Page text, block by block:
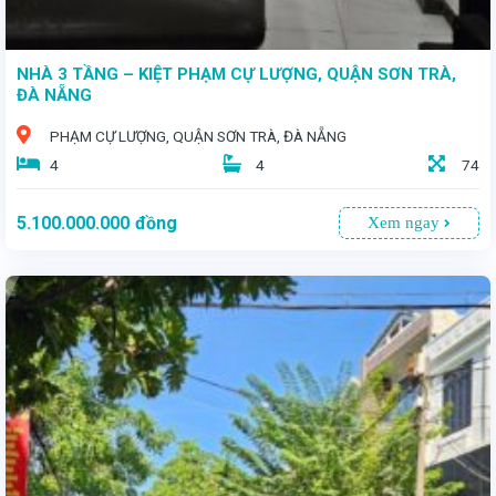
NHÀ 3 TẦNG – KIỆT PHẠM CỰ LƯỢNG, QUẬN SƠN TRÀ,
ĐÀ NẴNG
PHẠM CỰ LƯỢNG, QUẬN SƠN TRÀ, ĐÀ NẴNG
4
4 74
5.100.000.000 đồng Xem ngay